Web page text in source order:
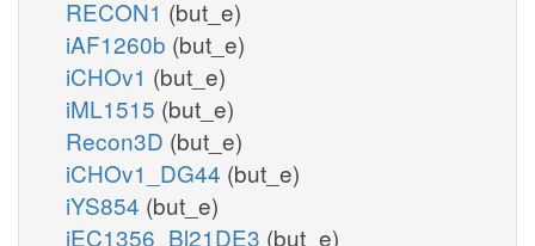
RECON1 (but_e)
iAF1260b (but_e)
iCHOv1 (but_e)
iML1515 (but_e)
Recon3D (but_e)
iCHOv1_DG44 (but_e)
iYS854 (but_e)
iEC1356_Bl21DE3 (but_e)